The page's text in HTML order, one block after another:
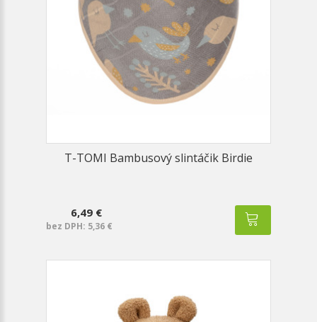
T-TOMI Bambusový slintáčik Birdie
6,49 €
bez DPH: 5,36 €